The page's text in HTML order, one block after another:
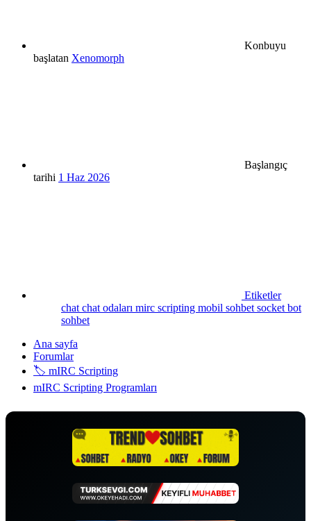
Konbuyu
başlatan Xenomorph
Başlangıç
tarihi 1 Haz 2026
Etiketler
chat chat odaları mirc scripting mobil sohbet socket bot
sohbet
Ana sayfa
Forumlar
🏷️ mIRC Scripting
mIRC Scripting Programları